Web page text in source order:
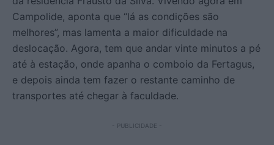
Campolide, aponta que “lá as condições são
melhores”, mas lamenta a maior dificuldade na
deslocação. Agora, tem que andar vinte minutos a pé
até à estação, onde apanha o comboio da Fertagus,
e depois ainda tem fazer o restante caminho de
transportes até chegar à faculdade.
- PUBLICIDADE -